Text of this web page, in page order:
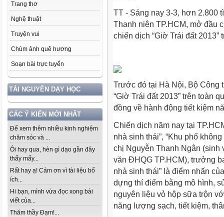
Trang thơ
Nghệ thuật
Truyện vui
Chùm ảnh quê hương
Soạn bài trực tuyến
TÀI NGUYÊN DẠY HỌC
CÁC Ý KIẾN MỚI NHẤT
Để xem thêm nhiều kinh nghiệm
chăm sóc và ...
Ôi hay qua, hèn gì dạo gần đây
thấy mấy...
Rất hay ạ! Cảm ơn vì tài liệu bổ
ích...
Hi bạn, mình vừa đọc xong bài
viết của...
Thăm thầy Đạm!...
TT - Sáng nay 3-3, hơn 2.800
Thanh niên TP.HCM, mở đầu
chiến dịch “Giờ Trái đất 2013”
Trước đó tại Hà Nội, Bộ Công
“Giờ Trái đất 2013” trên toàn
đồng về hành động tiết kiệm
Chiến dịch năm nay tại
nhà sinh thái”, “Khu phố
chị Nguyễn Thanh Ngân (sinh
văn ĐHQG TP.HCM), trưởng
nhà sinh thái” là điểm nhấn
dựng thí điểm bằng mô hình,
nguyên liệu vỏ hộp sữa trộn
năng lượng sạch, tiết kiệm,